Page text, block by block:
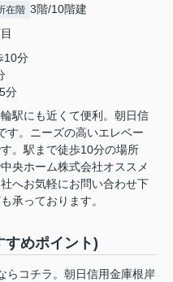
在階 3階/10階建
10分
分
駅にも近くて便利。朝日信
す。ニーズの高いエレベー
。駅まで徒歩10分の場所
央ホーム株式会社オススメ
へお気軽にお問い合わせ下
承っております。
すめポイント)
らコチラ。朝日信用金庫根岸